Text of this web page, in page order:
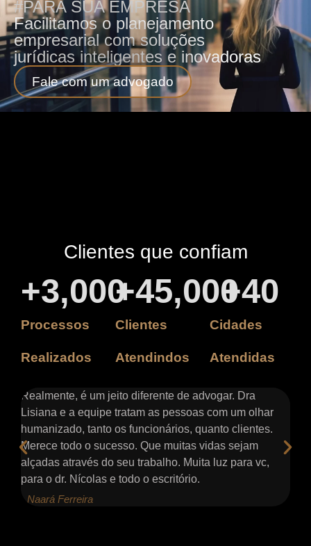
#PARA SUA EMPRESA
Facilitamos o planejamento
empresarial com soluções
jurídicas inteligentes e inovadoras
Fale com um advogado
Clientes que confiam
Processos
Realizados
+3,000
Clientes
Atendindos
+45,000
Cidades
Atendidas
+40
Realmente, é um jeito diferente de advogar. Dra
Lisiana e a equipe tratam as pessoas com um olhar
humanizado, tanto os funcionários, quanto clientes.
Merece todo o sucesso. Que muitas vidas sejam
alçadas através do seu trabalho. Muita luz para vc,
para o dr. Nícolas e todo o escritório.
- Naará Ferreira